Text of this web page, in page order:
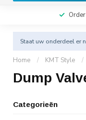
Staat uw onderdeel er
Home / KMT Style /
Dump
Categorieën